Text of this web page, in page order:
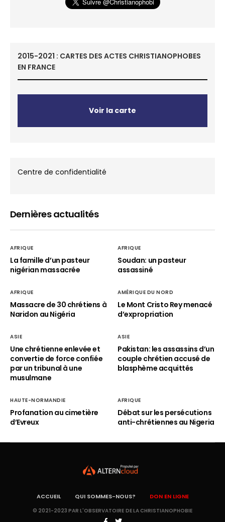
2015-2021 : CARTES DES ACTES CHRISTIANOPHOBES
EN FRANCE
Voir la carte
Centre de confidentialité
Dernières actualités
AFRIQUE
La famille d’un pasteur
nigérian massacrée
AFRIQUE
Soudan: un pasteur
assassiné
AFRIQUE
Massacre de 30 chrétiens à
Naridon au Nigéria
AMÉRIQUE DU NORD
Le Mont Cristo Rey menacé
d’expropriation
ASIE
Une chrétienne enlevée et
convertie de force confiée
par un tribunal à une
musulmane
ASIE
Pakistan: les assassins d’un
couple chrétien accusé de
blasphème acquittés
HAUTE-NORMANDIE
Profanation au cimetière
d’Evreux
AFRIQUE
Débat sur les persécutions
anti-chrétiennes au Nigeria
ACCUEIL QUI SOMMES-NOUS? DON EN LIGNE
© 2021-2023 PAR L'OBSERVATOIRE DE LA CHRISTIANOPHOBIE